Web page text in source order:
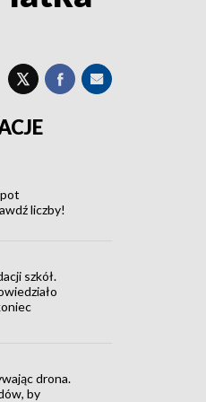
liczby!
szkół.
drona.
by